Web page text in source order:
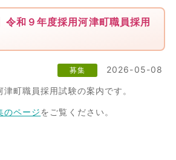
令和９年度採用河津町職員採用
募集 2026-05-08
町職員採用試験の案内です。
のページをご覧ください。